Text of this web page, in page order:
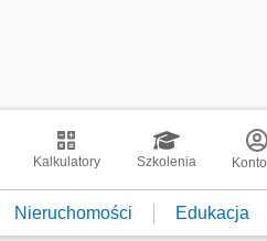
Kalkulatory Szkolenia Konto
Nieruchomości Edukacja